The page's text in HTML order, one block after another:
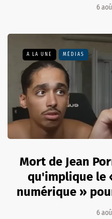
6
A LA UNE MÉDIAS
Mort de Jean
qu'implique le
numérique »
6